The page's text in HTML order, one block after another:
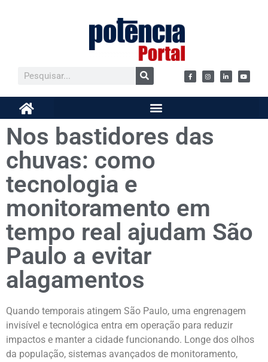
Nos bastidores das
chuvas: como
tecnologia e
monitoramento em
tempo real ajudam São
Paulo a evitar
alagamentos
Quando temporais atingem São Paulo, uma engrenagem
invisível e tecnológica entra em operação para reduzir
impactos e manter a cidade funcionando. Longe dos olhos
da população, sistemas avançados de monitoramento,